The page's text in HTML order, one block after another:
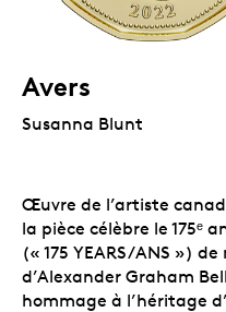
Avers
Susanna Blunt
Œuvre de l’artiste
la pièce célèbre le 175ᵉ
(« 175 YEARS/ANS »)
d’Alexander Graham
hommage à l’héritage